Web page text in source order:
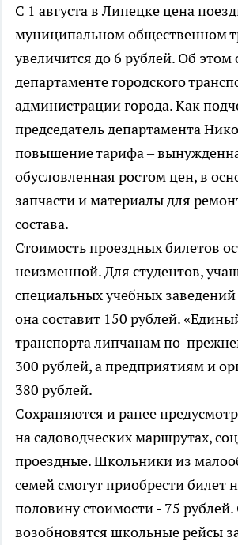
С 1 августа в Липецке цена
муниципальном общественном
увеличится до 6 рублей. Об
департаменте городского
администрации города. Как
председатель департамента
повышение тарифа –
обусловленная ростом цен, в
запчасти и материалы для
состава.
Стоимость проездных билетов
неизменной. Для студентов,
специальных учебных
она составит 150 рублей.
транспорта липчанам по-
300 рублей, а предприятиям и
380 рублей.
Сохраняются и ранее
на садоводческих маршрутах,
проездные. Школьники из
семей смогут приобрести билет
половину стоимости - 75 рублей.
возобновятся школьные рейсы